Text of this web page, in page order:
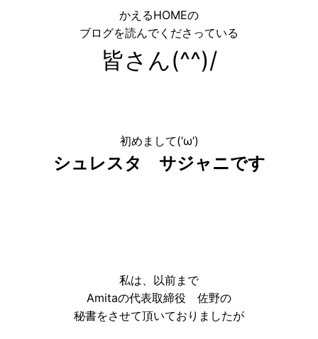
かえるHOMEの
ブログを読んでくださっている
皆さん(^^)/
初めまして(‘ω’)
シュレスタ サジャニです
私は、以前まで
Amitaの代表取締役 佐野の
秘書をさせて頂いておりましたが